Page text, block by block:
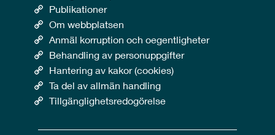
Publikationer
Om webbplatsen
Anmäl korruption och oegentligheter
Behandling av personuppgifter
Hantering av kakor (cookies)
Ta del av allmän handling
Tillgänglighetsredogörelse